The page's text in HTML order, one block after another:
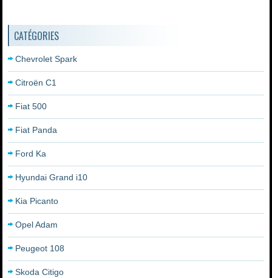
CATÉGORIES
Chevrolet Spark
Citroën C1
Fiat 500
Fiat Panda
Ford Ka
Hyundai Grand i10
Kia Picanto
Opel Adam
Peugeot 108
Skoda Citigo